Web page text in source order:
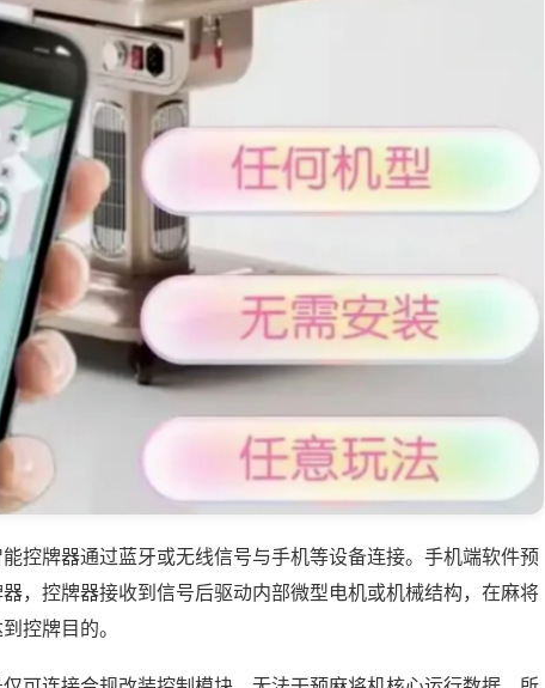
控牌器通过蓝牙或无线信号与手机等设备连接。手机端软件预
，控牌器接收到信号后驱动内部微型电机或机械结构，在麻将
控牌目的。